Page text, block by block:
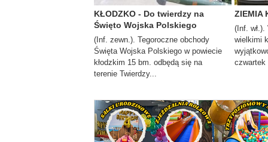
KŁODZKO - Do twierdzy na
Święto Wojska Polskiego
(Inf. zewn.). Tegoroczne obchody
Święta Wojska Polskiego w powiecie
kłodzkim 15 bm. odbędą się na
terenie Twierdzy...
ZIEMIA
(Inf.
wielkimi